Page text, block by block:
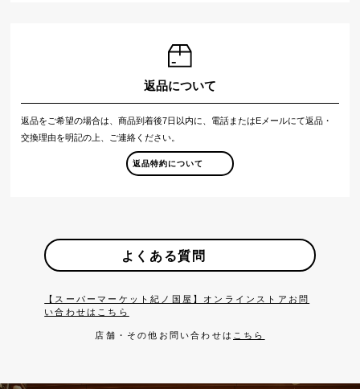
返品について
返品をご希望の場合は、商品到着後7日以内に、電話またはEメールにて返品・
交換理由を明記の上、ご連絡ください。
返品特約について
よくある質問
【スーパーマーケット紀ノ国屋】オンラインストアお問
い合わせはこちら
店舗・その他お問い合わせは こちら